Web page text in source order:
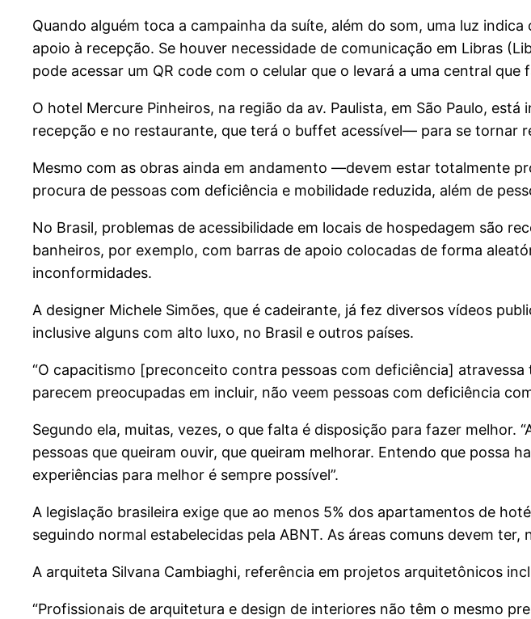
Quando alguém toca a campainha da suíte, além do som, uma luz
apoio à recepção. Se houver necessidade de comunicação em Libras
pode acessar um QR code com o celular que o levará a uma central
O hotel Mercure Pinheiros, na região da av. Paulista, em São Paulo,
recepção e no restaurante, que terá o buffet acessível— para se tornar
Mesmo com as obras ainda em andamento —devem estar totalmente
procura de pessoas com deficiência e mobilidade reduzida, além de
No Brasil, problemas de acessibilidade em locais de hospedagem são
banheiros, por exemplo, com barras de apoio colocadas de forma
inconformidades.
A designer Michele Simões, que é cadeirante, já fez diversos vídeos
inclusive alguns com alto luxo, no Brasil e outros países.
“O capacitismo [preconceito contra pessoas com deficiência]
parecem preocupadas em incluir, não veem pessoas com deficiência
Segundo ela, muitas, vezes, o que falta é disposição para fazer melhor.
pessoas que queiram ouvir, que queiram melhorar. Entendo que possa
experiências para melhor é sempre possível”.
A legislação brasileira exige que ao menos 5% dos apartamentos de
seguindo normal estabelecidas pela ABNT. As áreas comuns devem
A arquiteta Silvana Cambiaghi, referência em projetos arquitetônicos
“Profissionais de arquitetura e design de interiores não têm o mesmo